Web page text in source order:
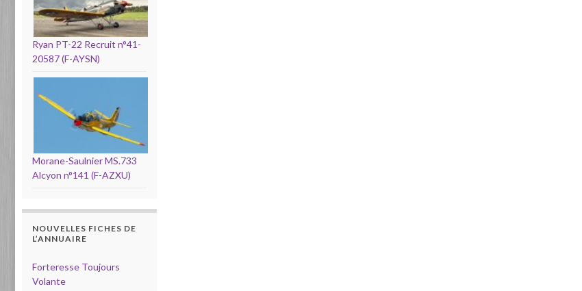
Ryan PT-22 Recruit n°41-
20587 (F-AYSN)
Morane-Saulnier MS.733
Alcyon n°141 (F-AZXU)
NOUVELLES FICHES DE
L’ANNUAIRE
Forteresse Toujours
Volante